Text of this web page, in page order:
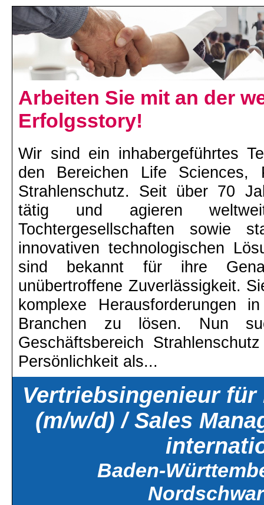
Arbeiten Sie mit an der
Erfolgsstory!
Wir sind ein inhabergeführtes
den Bereichen Life Sciences,
Strahlenschutz. Seit über 70
tätig und agieren
Tochtergesellschaften sowie
innovativen technologischen
sind bekannt für ihre
unübertroffene Zuverlässigkeit.
komplexe Herausforderungen
Branchen zu lösen.
Nun
Geschäftsbereich
Persönlichkeit als...
Vertriebsingenieur
(m/w/d) / Sales
Baden-